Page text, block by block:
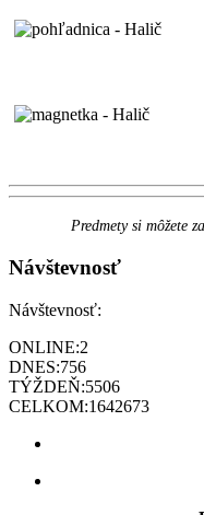
Predmety si môžete
Návštevnosť
Návštevnosť:
ONLINE:2
DNES:756
TÝŽDEŇ:5506
CELKOM:1642673